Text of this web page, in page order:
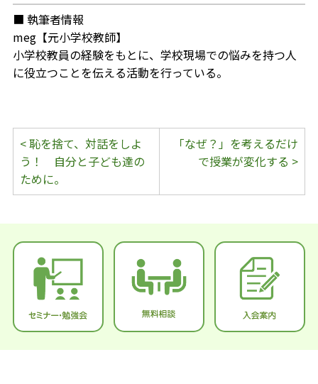
■ 執筆者情報
meg【元小学校教師】
小学校教員の経験をもとに、学校現場での悩みを持つ人
に役立つことを伝える活動を行っている。
< 恥を捨て、対話をしよ
う！ 自分と子ども達の
ために。
「なぜ？」を考えるだけ
で授業が変化する >